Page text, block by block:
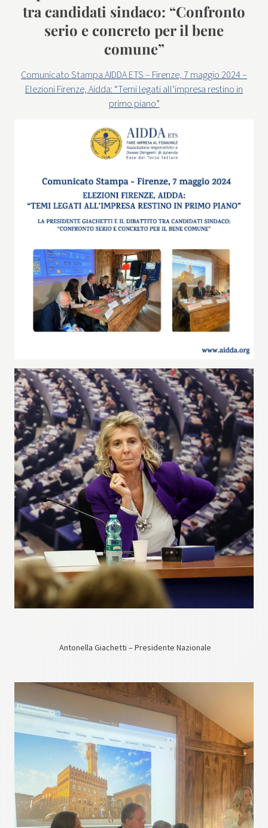
tra candidati sindaco: “Confronto
serio e concreto per il bene
comune”
Comunicato Stampa AIDDA ETS – Firenze, 7 maggio 2024 –
Elezioni Firenze, Aidda: “Temi legati all’impresa restino in
primo piano”
Antonella Giachetti – Presidente Nazionale